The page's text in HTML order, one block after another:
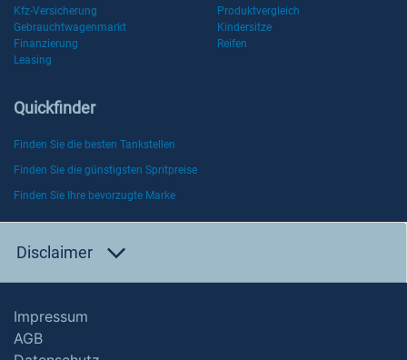
Kfz-Versicherung
Produktvergleich
Gebrauchtwagenmarkt
Kindersitze
Finanzierung
Reifen
Leasing
Quickfinder
Finden Sie die besten Tankstellen
Finden Sie die günstigsten Spritpreise
Finden Sie Ihre bevorzugte Marke
Disclaimer
Impressum
AGB